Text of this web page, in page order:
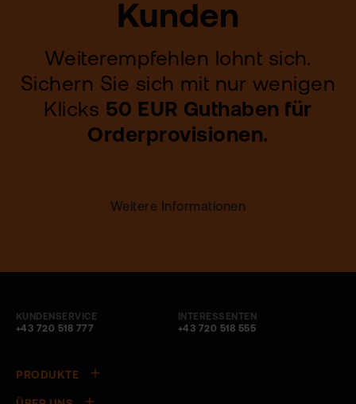
Kunden
Weiterempfehlen lohnt sich.
Sichern Sie sich mit nur wenigen
Klicks 50 EUR Guthaben für
Orderprovisionen.
Weitere Informationen
KUNDENSERVICE
+43 720 518 777
INTERESSENTEN
+43 720 518 555
PRODUKTE